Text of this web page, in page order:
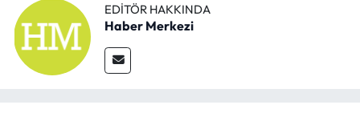
EDITÖR HAKKINDA
Haber Merkezi